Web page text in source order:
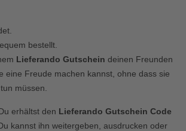
bestellt.
Lieferando Gutschein deinen Freunden
eine Freude machen kannst, ohne dass sie
müssen.
erhältst den Lieferando Gutschein Code
kannst ihn weitergeben, ausdrucken oder